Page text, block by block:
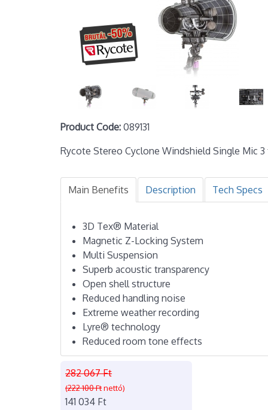
Product Code: 089131
Rycote Stereo Cyclone Windshield Single Mic 3
Main Benefits Description Tech Specs
3D Tex® Material
Magnetic Z-Locking System
Multi Suspension
Superb acoustic transparency
Open shell structure
Reduced handling noise
Extreme weather recording
Lyre® technology
Reduced room tone effects
282 067 Ft
(222 100 Ftnettó)
141 034 Ft